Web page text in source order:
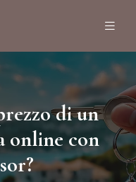
di un
online con